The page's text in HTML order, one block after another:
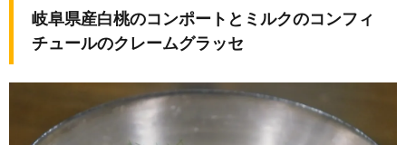
岐阜県産白桃のコンポートとミルクのコンフィ
チュールのクレームグラッセ